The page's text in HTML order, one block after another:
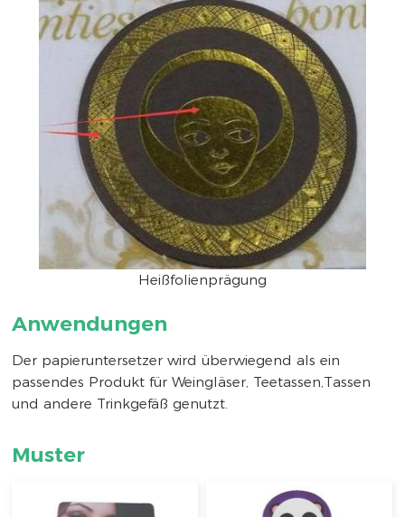
Heißfolienprägung
Anwendungen
Der papieruntersetzer wird überwiegend als ein
passendes Produkt für Weingläser, Teetassen,Tassen
und andere Trinkgefäß genutzt.
Muster